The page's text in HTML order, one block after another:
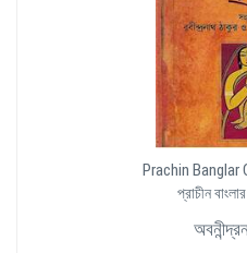
Prachin
প্রাচীন